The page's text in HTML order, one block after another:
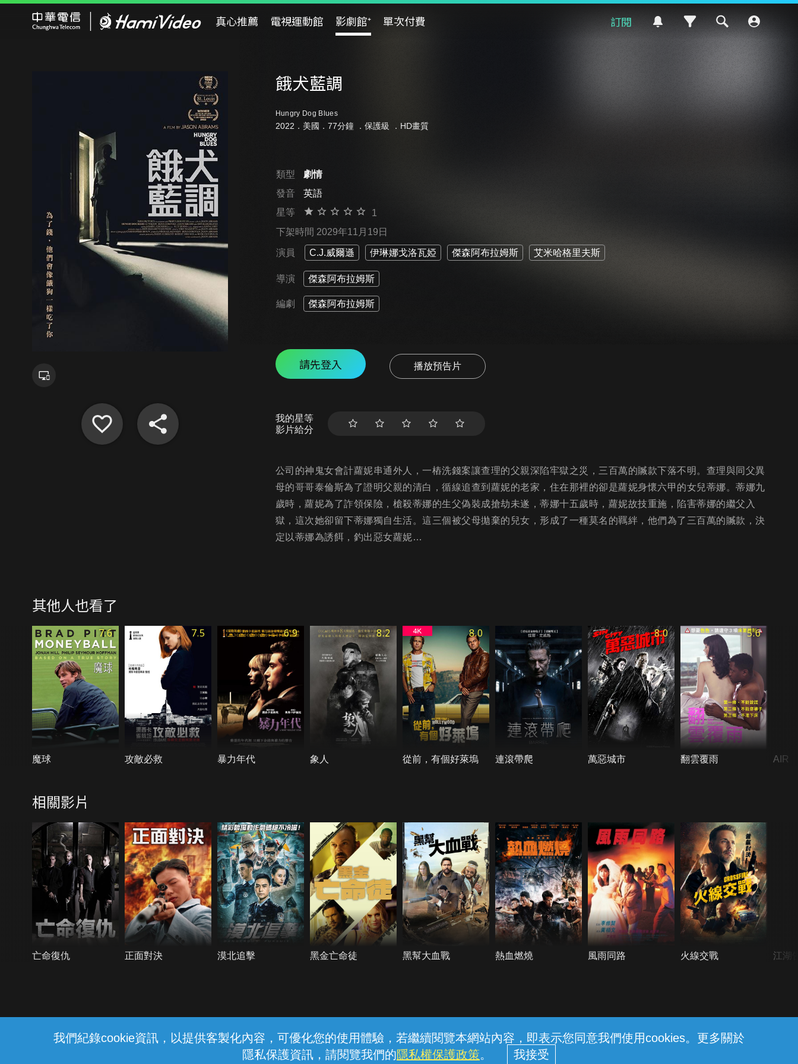
我們紀錄cookie資訊，以提供客製化內容，可優化您的使用體驗，若繼續閱覽本網站內容，即表示您同意我們使用cookies。更多關於
隱私保護資訊，請閱覽我們的隱私權保護政策。
真心推薦 電視運動館 影劇館⁺ 單次付費 訂閱
餓犬藍調
Hungry Dog Blues
2022．美國．77分鐘 ． 保護級 ．HD畫質
類型
劇情
發音
英語
星等
1
下架時間 2029年11月19日
演員 C.J.威爾遜 伊琳娜戈洛瓦婭 傑森阿布拉姆斯 艾米哈格里夫斯
導演 傑森阿布拉姆斯
編劇 傑森阿布拉姆斯
請先登入 播放預告片
我的星等
影片給分
公司的神鬼女會計蘿妮串通外人，一樁洗錢案讓查理的父親深陷牢獄之災，三百萬的贓款下落不明。查理與同父異
母的哥哥泰倫斯為了證明父親的清白，循線追查到蘿妮的老家，住在那裡的卻是蘿妮身懷六甲的女兒蒂娜。蒂娜九
歲時，蘿妮為了詐領保險，槍殺蒂娜的生父偽裝成搶劫未遂，蒂娜十五歲時，蘿妮故技重施，陷害蒂娜的繼父入
獄，這次她卻留下蒂娜獨自生活。這三個被父母拋棄的兒女，形成了一種莫名的羈絆，他們為了三百萬的贓款，決
定以蒂娜為誘餌，釣出惡女蘿妮…
其他人也看了
7.6
魔球
7.5
攻敵必救
6.9
暴力年代
8.2
象人
8.0
從前，有個好萊塢 連滾帶爬
8.0
萬惡城市
5.6
翻雲覆雨 AIR
相關影片
亡命復仇 正面對決 漠北追擊 黑金亡命徒 黑幫大血戰 熱血燃燒 風雨同路 火線交戰 江湖
線上客服 服務條款 隱私權保護
中華電信股份有限公司個人家庭分公司 (統一編號：96979949) © 2026